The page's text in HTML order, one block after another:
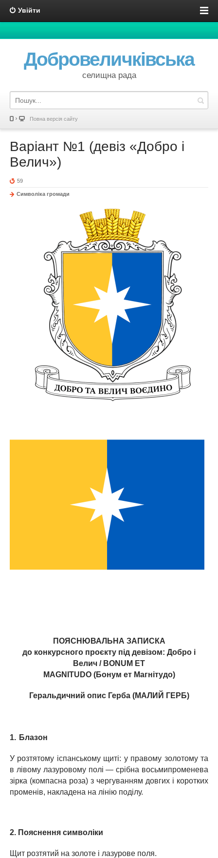
Увійти
Добровеличківська
селищна рада
Повна версія сайту
Варіант №1 (девіз «Добро і
Велич»)
59
Символіка громади
ПОЯСНЮВАЛЬНА ЗАПИСКА
до конкурсного проєкту під девізом: Добро і
Велич / BONUM ET
MAGNITUDO (Бонум ет Магнітудо)
Геральдичний опис Герба (МАЛИЙ ГЕРБ)
1. Блазон
У розтятому іспанському щиті: у правому золотому та
в лівому лазуровому полі — срібна восьмипроменева
зірка (компасна роза) з чергуванням довгих і коротких
променів, накладена на лінію поділу.
2. Пояснення символіки
Щит розтятий на золоте і лазурове поля.